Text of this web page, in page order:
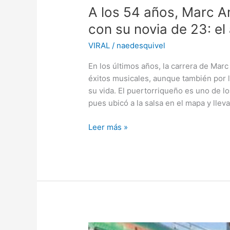
A los 54 años, Marc
con su novia de 23:
VIRAL / naedesquivel
En los últimos años, la carrera de
éxitos musicales, aunque también
su vida. El puertorriqueño es uno de
pues ubicó a la salsa en el mapa y lleva
A
por
Leer más »